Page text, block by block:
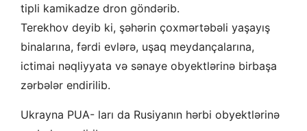
tipli kamikadze dron göndərib.
Terekhov deyib ki, şəhərin çoxmərtəbəli yaşayış
binalarına, fərdi evlərə, uşaq meydançalarına,
ictimai nəqliyyata və sənaye obyektlərinə birbaşa
zərbələr endirilib.
Ukrayna PUA- ları da Rusiyanın hərbi obyektlərinə